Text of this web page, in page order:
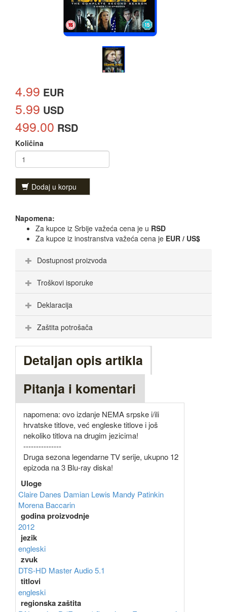
4.99 EUR
5.99 USD
499.00 RSD
Količina
Dodaj u korpu
Napomena:
Za kupce iz Srbije važeća cena je u RSD
Za kupce iz inostranstva važeća cena je EUR / US$
Dostupnost proizvoda
Troškovi isporuke
Deklaracija
Zaštita potrošača
Detaljan opis artikla
Pitanja i komentari
napomena: ovo izdanje NEMA srpske i/ili
hrvatske titlove, već engleske titlove i još
nekoliko titlova na drugim jezicima!
---------------
Druga sezona legendarne TV serije, ukupno 12
epizoda na 3 Blu-ray diska!
Uloge
Claire Danes Damian Lewis Mandy Patinkin
Morena Baccarin
godina proizvodnje
2012
jezik
engleski
zvuk
DTS-HD Master Audio 5.1
titlovi
engleski
regionska zaštita